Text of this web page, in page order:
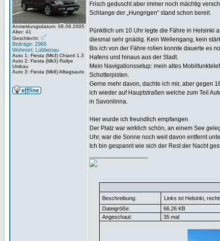
Anmeldungsdatum: 08.08.2005
Alter: 41
Geschlecht:
Beiträge: 2965
Wohnort: Lübbenau
Auto 1: Fiesta (Mk3) Chianti 1.3
Auto 2: Fiesta (Mk3) Rallye
Umbau
Auto 3: Fiesta (Mk8) Alltagsauto
Frisch geduscht aber immer noch mächtig
Schlange der „Hungrigen“ stand schon bereit.
Pünktlich um 10 Uhr legte die Fähre in Helsinki
diesmal sehr gnädig. Kein Wellengang, kein
Bis ich von der Fähre rollen konnte dauerte es
Hafens und hinaus aus der Stadt.
Mein Navigationssetup: mein altes
Schotterpisten.
Gerne mehr davon, dachte ich mir, aber gegen
ich wieder auf Hauptstraßen welche zum Teil
in Savonlinna.
Hier wurde ich freundlich empfangen.
Der Platz war wirklich schön, an einem See
Uhr, war die Sonne noch weit davon entfernt
Ich bin gespannt wie sich der Rest der Nacht
Beschreibung:
Links ist Helsinki,
Dateigröße:
66.26 KB
Angeschaut:
35 mal